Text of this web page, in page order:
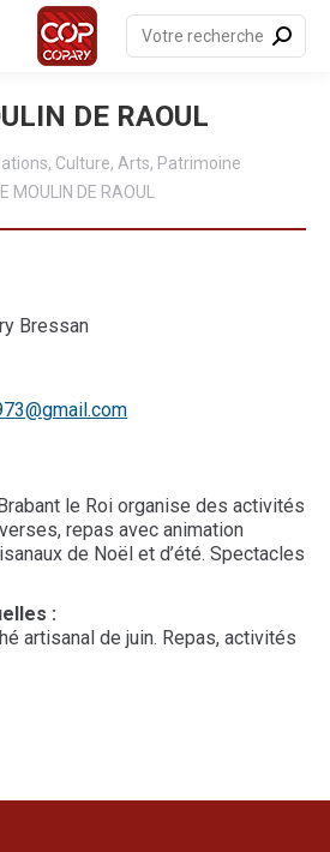
Recherche
:
DE RAOUL
Culture, Arts, Patrimoine
LE MOULIN DE RAOUL
Bressan
le Roi organise des activités
repas avec animation
de Noël et d’été. Spectacles
:
artisanal de juin. Repas, activités